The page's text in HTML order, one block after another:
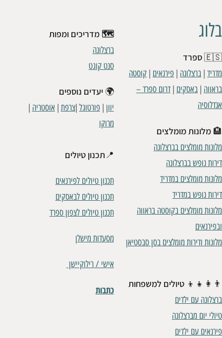
בלוג
🇪🇸ספרד
מדריד | ברצלונה | פירנאים | קוסטה
בראווה | באסקים |דרום ספרד –
אנדלוסיה
🏨 מלונות מומלצים
מלונות מומלצים בברצלונה
דירות נופש בברצלונה
מלונות מומלצים במדריד
דירות נופש במדריד
מלונות מומלצים בקוסטה בראווה
ובפירנאים
מלונות ודירות מומלצים בסן סבסטיאן
👨‍👩‍👧‍👦 טיולים למשפחות
ברצלונה עם ילדים
טיולי יום מברצלונה
פירנאים עם ילדים
🗺️ מדריכים ומפות
ברצלונה
סנט קוגט
🌍יעדים נוספים
יוון |פורטוגל |צרפת | אוסטריה |
מרוקו
📍תכנון טיולים
תכנון טיולים לפירנאים
תכנון טיולים לבאסקים
תכנון טיולים לצפון ספרד
מסעדות מישלן
אישי / רילוקיישן
כתבות